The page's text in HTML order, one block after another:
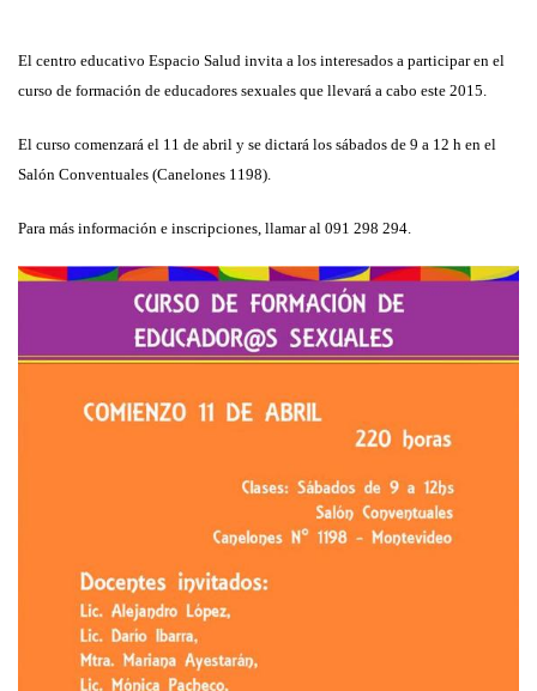
El centro educativo Espacio Salud invita a los interesados a participar en el
curso de formación de educadores sexuales que llevará a cabo este 2015.
El curso comenzará el 11 de abril y se dictará los sábados de 9 a 12 h en el
Salón Conventuales (Canelones 1198).
Para más información e inscripciones, llamar al 091 298 294.